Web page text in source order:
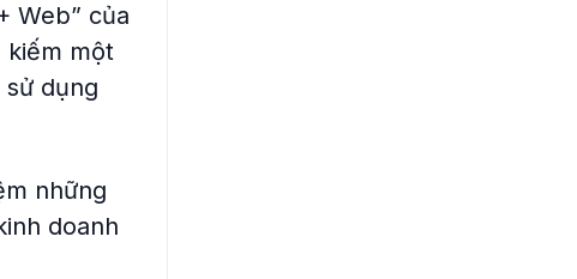
Web” của
kiếm một
dụng
những
doanh